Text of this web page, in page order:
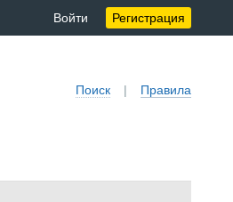
Войти Регистрация
Поиск | Правила